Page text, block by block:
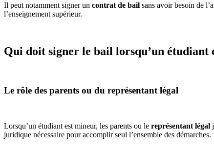
Il peut notamment signer un contrat de bail sans avoir besoin de
l’enseignement supérieur.
Qui doit signer le bail lorsqu’un étudiant
Le rôle des parents ou du représentant légal
Lorsqu’un étudiant est mineur, les parents ou le représentant légal
juridique nécessaire pour accomplir seul l’ensemble des démarches.